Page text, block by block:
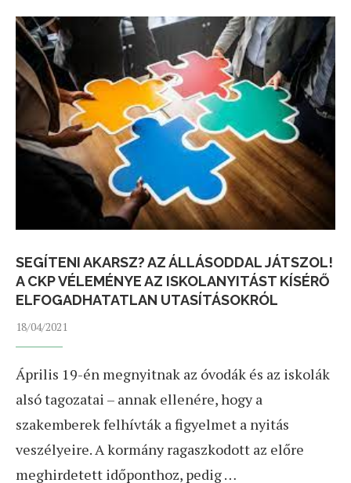
SEGÍTENI AKARSZ? AZ ÁLLÁSODDAL JÁTSZOL!
A CKP VÉLEMÉNYE AZ ISKOLANYITÁST KÍSÉRŐ
ELFOGADHATATLAN UTASÍTÁSOKRÓL
18/04/2021
Április 19-én megnyitnak az óvodák és az iskolák
alsó tagozatai – annak ellenére, hogy a
szakemberek felhívták a figyelmet a nyitás
veszélyeire. A kormány ragaszkodott az előre
meghirdetett időponthoz, pedig …